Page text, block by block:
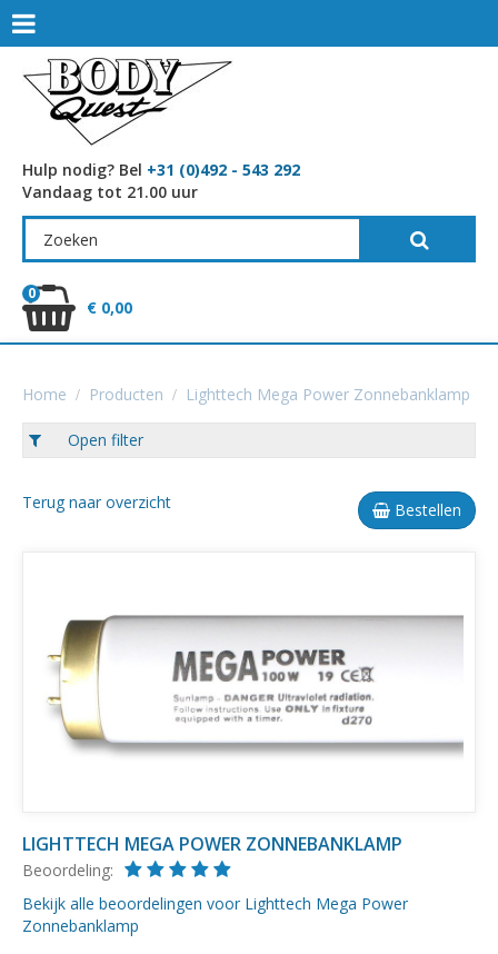
Hulp nodig? Bel +31 (0)492 - 543 292
Vandaag tot 21.00 uur
0
€ 0,00
Home Producten Lighttech Mega Power Zonnebanklamp
Open filter
Terug naar overzicht Bestellen
LIGHTTECH MEGA POWER ZONNEBANKLAMP
Beoordeling:
Bekijk alle beoordelingen voor Lighttech Mega Power
Zonnebanklamp